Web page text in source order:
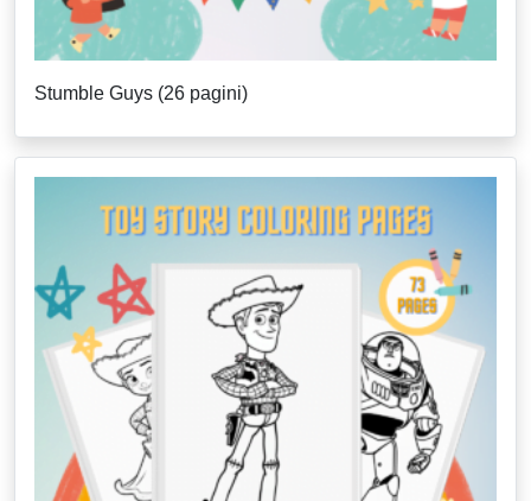
Stumble Guys (26 pagini)